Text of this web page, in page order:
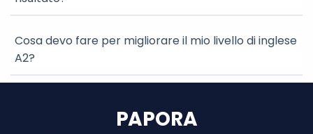
Cosa devo fare per migliorare il mio livello di inglese
A2?
PAPORA